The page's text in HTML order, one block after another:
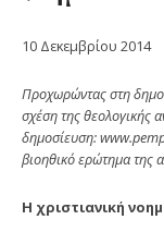
10 Δεκεμβρίου 2014
Προχωρώντας στη
σχέση της θεολογικής
δημοσίευση:
βιοηθικό ερώτημα της
Η χριστιανική